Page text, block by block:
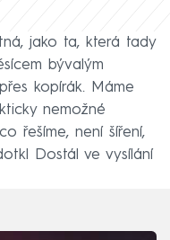
jako ta, která tady
bývalým
kopírák. Máme
nemožné
řešíme, není šíření,
Dostál ve vysílání